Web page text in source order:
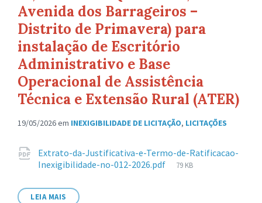
Avenida dos Barrageiros –
Distrito de Primavera) para
instalação de Escritório
Administrativo e Base
Operacional de Assistência
Técnica e Extensão Rural (ATER)
19/05/2026em INEXIGIBILIDADE DE LICITAÇÃO, LICITAÇÕES
Anexos
Extrato-da-Justificativa-e-Termo-de-Ratificacao-
Inexigibilidade-no-012-2026.pdf
Tamanho
79 KB
LEIA MAIS